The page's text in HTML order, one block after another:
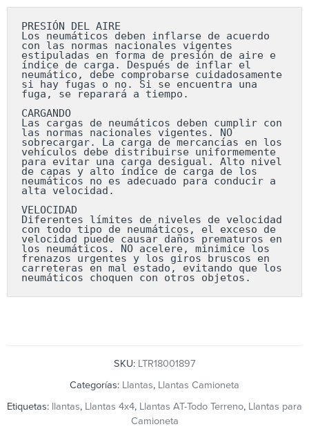
PRESIÓN DEL AIRE
Los neumáticos deben inflarse de acuerdo
con las normas nacionales vigentes
estipuladas en forma de presión de aire e
índice de carga. Después de inflar el
neumático, debe comprobarse cuidadosamente
si hay fugas o no. Si se encuentra una
fuga, se reparará a tiempo.
CARGANDO
Las cargas de neumáticos deben cumplir con
las normas nacionales vigentes. NO
sobrecargar. La carga de mercancías en los
vehículos debe distribuirse uniformemente
para evitar una carga desigual. Alto nivel
de capas y alto índice de carga de los
neumáticos no es adecuado para conducir a
alta velocidad.
VELOCIDAD
Diferentes límites de niveles de velocidad
con todo tipo de neumáticos, el exceso de
velocidad puede causar daños prematuros en
los neumáticos. NO acelere, minimice los
frenazos urgentes y los giros bruscos en
carreteras en mal estado, evitando que los
neumáticos choquen con otros objetos.
SKU: LTR18001897
Categorías: Llantas, Llantas Camioneta
Etiquetas: llantas, Llantas 4x4, Llantas AT-Todo Terreno, Llantas para
Camioneta